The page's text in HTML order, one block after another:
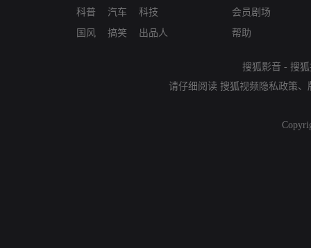
科普
国风
汽车
搞笑
科技
出品人
会员剧场
帮助
搜狐影音 - 搜
请仔细阅读 搜狐视频隐私政策、